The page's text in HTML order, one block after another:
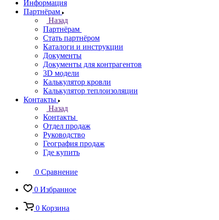
Информация
Партнёрам
Назад
Партнёрам
Стать партнёром
Каталоги и инструкции
Документы
Документы для контрагентов
3D модели
Калькулятор кровли
Калькулятор теплоизоляции
Контакты
Назад
Контакты
Отдел продаж
Руководство
География продаж
Где купить
0 Сравнение
0 Избранное
0 Корзина